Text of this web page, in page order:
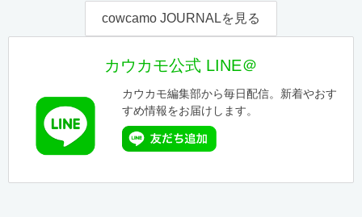
cowcamo JOURNALを見る
カウカモ公式 LINE＠
カウカモ編集部から毎日配信。新着やおす
すめ情報をお届けします。